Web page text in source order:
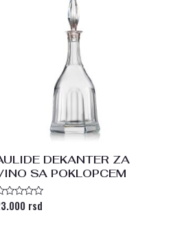
DEKANTER ZA
SA POKLOPCEM
rsd